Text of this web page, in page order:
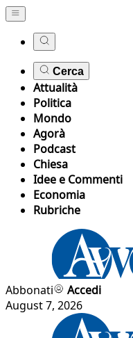
Cerca
Attualità
Politica
Mondo
Agorà
Podcast
Chiesa
Idee e Commenti
Economia
Rubriche
Abbonati
Accedi
August 7, 2026